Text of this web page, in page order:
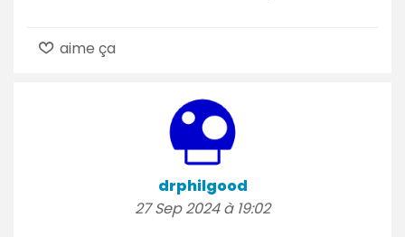
aime ça
drphilgood
27 Sep 2024 à 19:02